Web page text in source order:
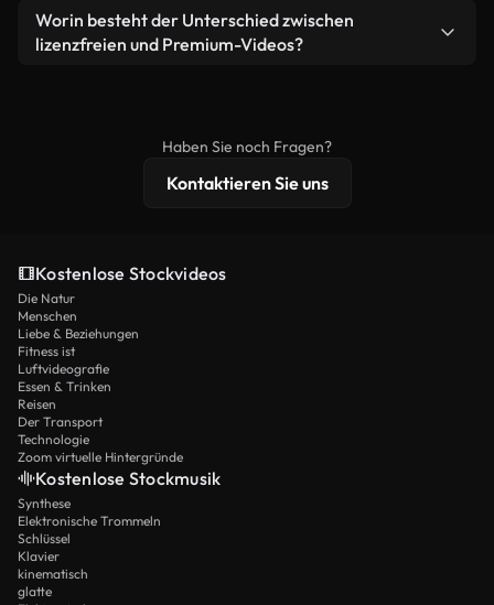
weiterverbreiten.
Videomaterial.
Ja. Sie dürfen unsere Videos gerne kürzen,
bearbeiten oder neu zusammenstellen. Achten Sie
Worin besteht der Unterschied zwischen
lizenzfreien und Premium-Videos?
erweiterten Lizenzschutz bieten.
Haben Sie noch Fragen?
Kontaktieren Sie uns
Kostenlose Stockvideos
Die Natur
Menschen
Liebe & Beziehungen
Fitness ist
Luftvideografie
Essen & Trinken
Reisen
Der Transport
Technologie
Zoom virtuelle Hintergründe
Kostenlose Stockmusik
Synthese
Elektronische Trommeln
Schlüssel
Klavier
kinematisch
glatte